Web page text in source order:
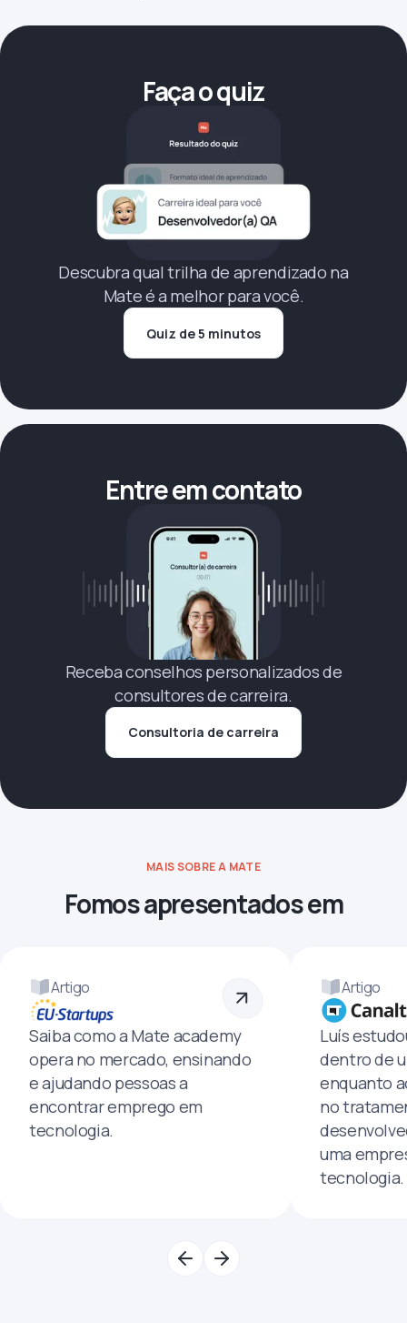
Faça o quiz
Descubra qual trilha de aprendizado na
Mate é a melhor para você.
Quiz de 5 minutos
Entre em contato
Receba conselhos personalizados de
consultores de carreira.
Consultoria de carreira
MAIS SOBRE A MATE
Fomos apresentados em
Artigo
Saiba como a Mate academy
opera no mercado, ensinando
e ajudando pessoas a
encontrar emprego em
tecnologia.
Artigo
Luís
dentro de
enquanto
no
uma
tecnologia.